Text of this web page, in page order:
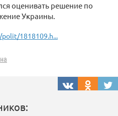
оценивать решение по
Украины.
1818109.h...